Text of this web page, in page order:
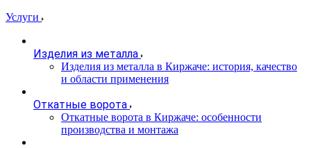
Услуги
Изделия из металла
Изделия из металла в Киржаче: история, качество
и области применения
Откатные ворота
Откатные ворота в Киржаче: особенности
производства и монтажа